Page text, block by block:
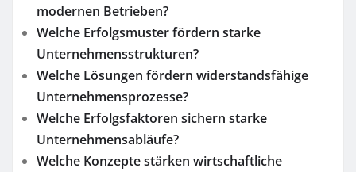
modernen Betrieben?
Welche Erfolgsmuster fördern starke
Unternehmensstrukturen?
Welche Lösungen fördern widerstandsfähige
Unternehmensprozesse?
Welche Erfolgsfaktoren sichern starke
Unternehmensabläufe?
Welche Konzepte stärken wirtschaftliche